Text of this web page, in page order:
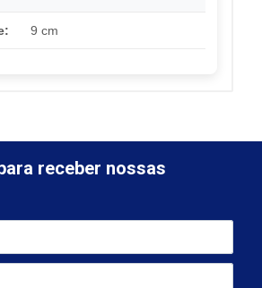
9 cm
receber nossas